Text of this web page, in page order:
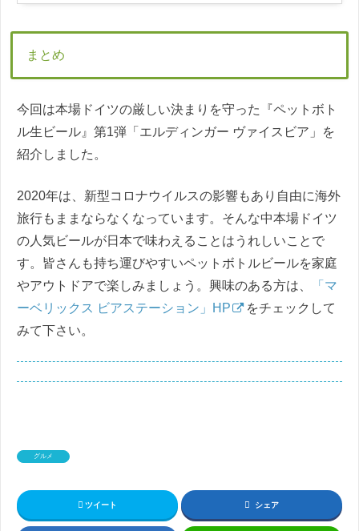
まとめ
今回は本場ドイツの厳しい決まりを守った『ペットボト
ル生ビール』第1弾「エルディンガー ヴァイスビア」を
紹介しました。
2020年は、新型コロナウイルスの影響もあり自由に海外
旅行もままならなくなっています。そんな中本場ドイツ
の人気ビールが日本で味わえることはうれしいことで
す。皆さんも持ち運びやすいペットボトルビールを家庭
やアウトドアで楽しみましょう。興味のある方は、
「マ
ーベリックス ビアステーション」HP
をチェックして
みて下さい。
グルメ
ツイート シェア